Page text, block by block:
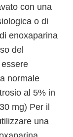
con una
o di
enoxaparina
del
normale
al 5% in
mg) Per il
una